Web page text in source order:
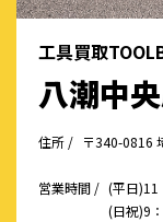
工具買取
八潮中
住所 / 〒340-0816
営業時間 / (平日)11
(日祝)9